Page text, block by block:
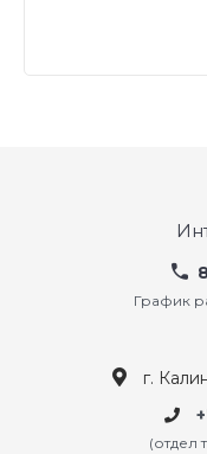
График
г.
(отдел